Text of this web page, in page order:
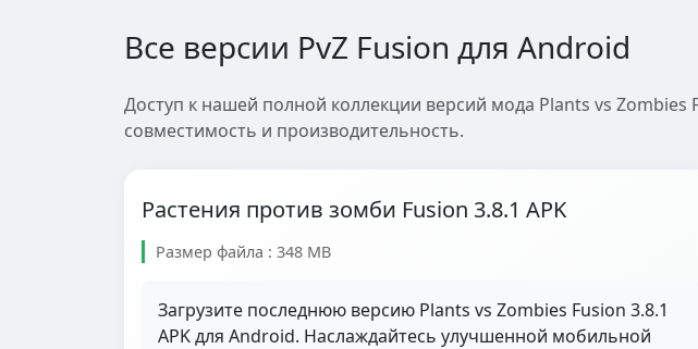
Все версии PvZ Fusion для Android
Доступ к нашей полной коллекции версий мода Plants vs
совместимость и производительность.
Растения против зомби Fusion 3.8.1 APK
Размер файла : 348 MB
Загрузите последнюю версию Plants vs Zombies Fusion 3.8.1
APK для Android. Наслаждайтесь улучшенной мобильной